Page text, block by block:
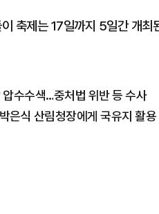
축제는 17일까지 5일간 개최
수수색…중처법 위반 등 수사
은식 산림청장에게 국유지 활용